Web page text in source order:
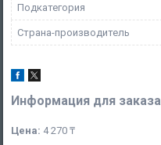
Подкатегория
Страна-производитель
Информация для заказа
Цена: 4 270 ₸